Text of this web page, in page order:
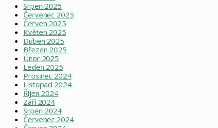
Srpen 2025
Červenec 2025
Červen 2025
Květen 2025
Duben 2025
Březen 2025
Únor 2025
Leden 2025
Prosinec 2024
Listopad 2024
Říjen 2024
Září 2024
Srpen 2024
Červenec 2024